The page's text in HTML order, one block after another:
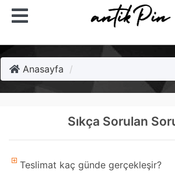
Anasayfa
Sıkça Sorulan
Teslimat kaç günde gerçekleşir?